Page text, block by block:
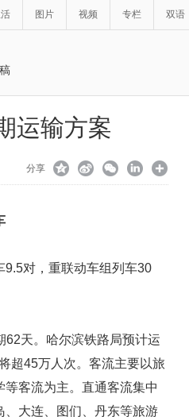
图片 视频 专栏 双语
运输方案
分享
对，重联动车组列车30
天。哈尔滨铁路局预计运
超45万人次。客流主要以旅
客流为主。直通客流集中
大连、图们、丹东等旅游